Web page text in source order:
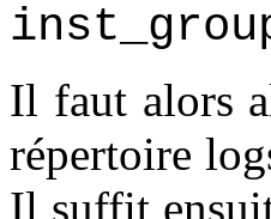
Il faut alors
répertoire
Il suffit